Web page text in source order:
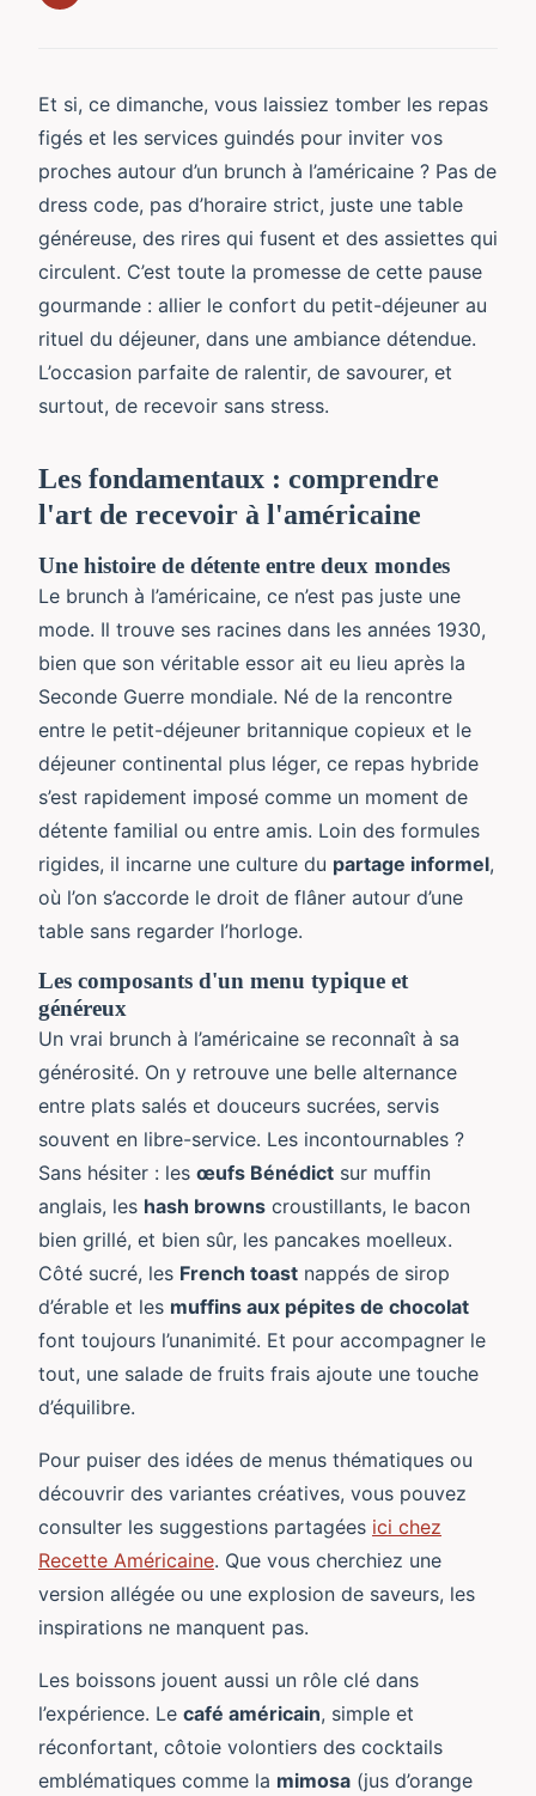
Et si, ce dimanche, vous laissiez tomber les repas
figés et les services guindés pour inviter vos
proches autour d’un brunch à l’américaine ? Pas de
dress code, pas d’horaire strict, juste une table
généreuse, des rires qui fusent et des assiettes qui
circulent. C’est toute la promesse de cette pause
gourmande : allier le confort du petit-déjeuner au
rituel du déjeuner, dans une ambiance détendue.
L’occasion parfaite de ralentir, de savourer, et
surtout, de recevoir sans stress.
Les fondamentaux : comprendre
l'art de recevoir à l'américaine
Une histoire de détente entre deux mondes
Le brunch à l’américaine, ce n’est pas juste une
mode. Il trouve ses racines dans les années 1930,
bien que son véritable essor ait eu lieu après la
Seconde Guerre mondiale. Né de la rencontre
entre le petit-déjeuner britannique copieux et le
déjeuner continental plus léger, ce repas hybride
s’est rapidement imposé comme un moment de
détente familial ou entre amis. Loin des formules
rigides, il incarne une culture du partage informel,
où l’on s’accorde le droit de flâner autour d’une
table sans regarder l’horloge.
Les composants d'un menu typique et
généreux
Un vrai brunch à l’américaine se reconnaît à sa
générosité. On y retrouve une belle alternance
entre plats salés et douceurs sucrées, servis
souvent en libre-service. Les incontournables ?
Sans hésiter : les œufs Bénédict sur muffin
anglais, les hash browns croustillants, le bacon
bien grillé, et bien sûr, les pancakes moelleux.
Côté sucré, les French toast nappés de sirop
d’érable et les muffins aux pépites de chocolat
font toujours l’unanimité. Et pour accompagner le
tout, une salade de fruits frais ajoute une touche
d’équilibre.
Pour puiser des idées de menus thématiques ou
découvrir des variantes créatives, vous pouvez
consulter les suggestions partagées ici chez
Recette Américaine. Que vous cherchiez une
version allégée ou une explosion de saveurs, les
inspirations ne manquent pas.
Les boissons jouent aussi un rôle clé dans
l’expérience. Le café américain, simple et
réconfortant, côtoie volontiers des cocktails
emblématiques comme la mimosa (jus d’orange